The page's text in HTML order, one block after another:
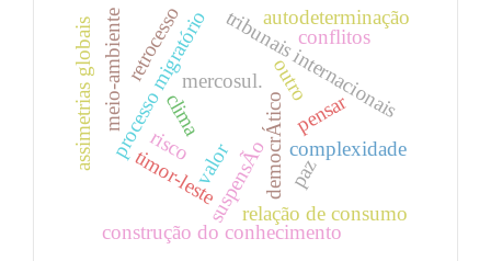
pensar
tribunais internacionais
timor-leste
mercosul.
suspensÃodemocrÁtico
valor complexidade
construção do conhecimento
processo migratório autodeterminação
conflitos
meio-ambiente
paz
clima
assimetrias globais outro
relação de consumo
risco
retrocesso